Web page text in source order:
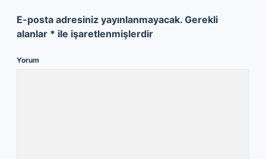
E-posta adresiniz yayınlanmayacak. Gerekli
alanlar * ile işaretlenmişlerdir
Yorum